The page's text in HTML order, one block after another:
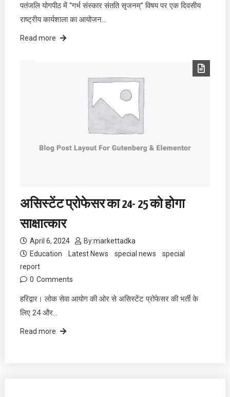
पतंजलि योगपीठ में “गर्भ संस्कार संतति सृजनम्” विषय पर एक दिवसीय
राष्ट्रीय कार्यशाला का आयोजन…
Read more
असिस्टेंट प्रोफेसर का 24- 25 को होगा
साक्षात्कार
April 6, 2024 By:markettadka
Education
Latest News special news
special
report
0 Comments
हरिद्वार। लोक सेवा आयोग की ओर से असिस्टेंट प्रोफेसर की भर्ती के
लिए 24 और…
Read more